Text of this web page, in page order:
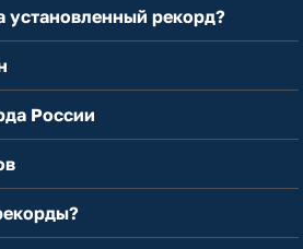
установленный рекорд?
России